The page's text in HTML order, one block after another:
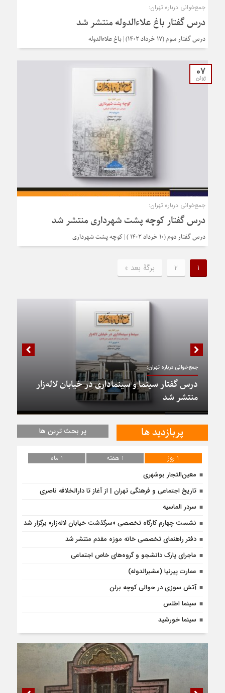
جمع‌خوانی درباره تهران:
درس‌ گفتار باغ علاءالدوله منتشر شد
درس گفتار سوم (۱۷ خرداد ۱۴۰۲) | باغ علاءالدوله
07
ژوئن
جمع‌خوانی درباره تهران:
درس‌ گفتار کوچه پشت شهرداری منتشر شد
درس گفتار دوم (10 خرداد 1402 ) | کوچه پشت شهرداری
1
2 برگهٔ بعد »
جمع‌خوانی درباره تهران:
درس گفتار سینما و سینماداری در خیابان لاله‌زار
منتشر شد
پربازدید ها پر بحث ترین ها
1 روز 1 هفته
1 ماه
معین‌التجار بوشهری
تاریخ اجتماعی و فرهنگی تهران | از آغاز تا دارالخلافه ناصری
سردر الماسیه
نشست چهارم کارگاه تخصصی «سرگذشت خیابان لاله‌زار» برگزار شد
دفتر راهنمای تخصصی خانه موزه مقدم منتشر شد
ماجرای پارک دانشجو و گروه‌های خاص اجتماعی
عمارت پیرنیا (مشیرالدوله)
آتش سوزی در حوالی کوچه برلن
سینما اطلس
سینما خورشید